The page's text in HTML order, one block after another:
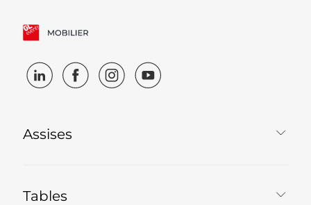
Assises
Tables